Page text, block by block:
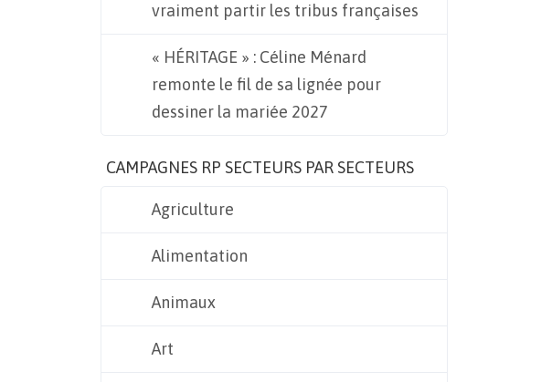
vraiment partir les tribus françaises
« HÉRITAGE » : Céline Ménard
remonte le fil de sa lignée pour
dessiner la mariée 2027
CAMPAGNES RP SECTEURS PAR SECTEURS
Agriculture
Alimentation
Animaux
Art